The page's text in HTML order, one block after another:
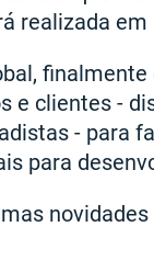
realizada
e clientes -
- para
para